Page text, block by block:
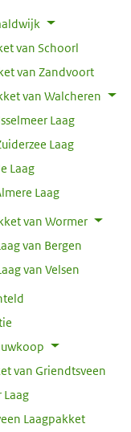
van Schoorl
van Zandvoort
van Walcheren
Laag
Laag
Laag
Laag
van Wormer
van Bergen
van Velsen
van Griendtsveen
Laag
Laagpakket